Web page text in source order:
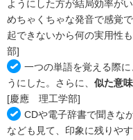
ようにした方が結局効率がい
めちゃくちゃな発音で感覚
起できないから何の実用性
部]
一つの単語を覚える際
うにした。さらに、 似た意
[慶應 理工学部]
CDや電子辞書で聞きな
なども見て、印象に残りやす